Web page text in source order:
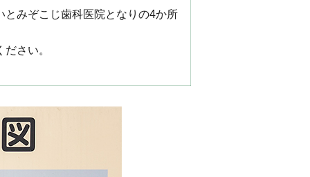
みぞこじ歯科医院となりの4か所
さい。